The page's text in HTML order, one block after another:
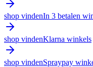
shop vindenIn 3 betalen
shop vindenKlarna winkels
shop vindenSpraypay